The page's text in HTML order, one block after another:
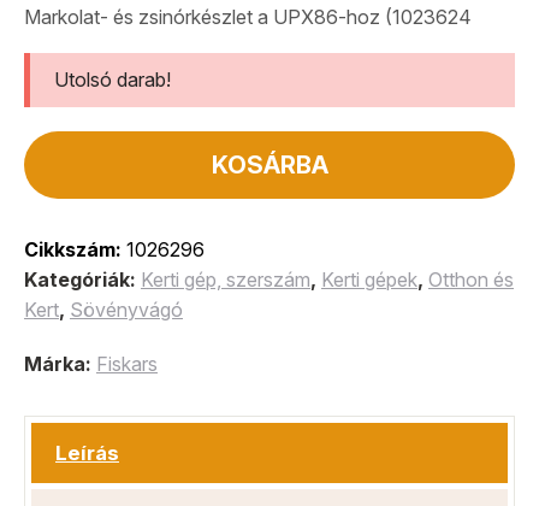
Markolat- és zsinórkészlet a UPX86-hoz (1023624
Utolsó darab!
KOSÁRBA
Cikkszám: 1026296
Kategóriák: Kerti gép, szerszám, Kerti gépek, Otthon és
Kert, Sövényvágó
Márka: Fiskars
Leírás